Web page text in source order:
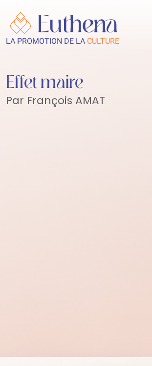
LA PROMOTION DE LA CULTURE
Effet maire
Par François AMAT